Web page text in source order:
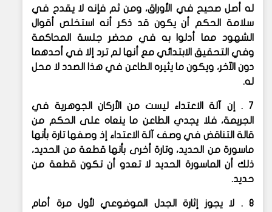
له أصل صحيح في الأوراق، ومن ثم فإنه لا يقدح في
سلامة الحكم أن يكون قد ذكر أنه استخلص أقوال
الشهود مما أدلوا به في محضر جلسة المحاكمة
وفي التحقيق الابتدائي مع أنها لم ترد إلا في أحدهما
دون الآخر، ويكون ما يثيره الطاعن في هذا الصدد لا محل
له.
7 . إن آلة الاعتداء ليست من الأركان الجوهرية في
الجريمة، فلا يجدي الطاعن ما ينعاه على الحكم من
قالة التناقض في وصف آلة الاعتداء إذ وصفها تارة بأنها
ماسورة من الحديد، وتارة أخرى بأنها قطعة من الحديد،
ذلك أن الماسورة الحديد لا تعدو أن تكون قطعة من
حديد.
8 . لا يجوز إثارة الجدل الموضوعي لأول مرة أمام